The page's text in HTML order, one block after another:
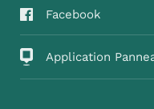
Facebook
Application